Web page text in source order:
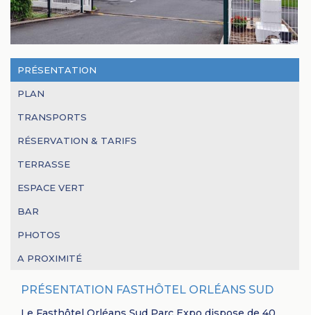
PRÉSENTATION
PLAN
TRANSPORTS
RÉSERVATION & TARIFS
TERRASSE
ESPACE VERT
BAR
PHOTOS
A PROXIMITÉ
PRÉSENTATION FASTHÔTEL ORLÉANS SUD